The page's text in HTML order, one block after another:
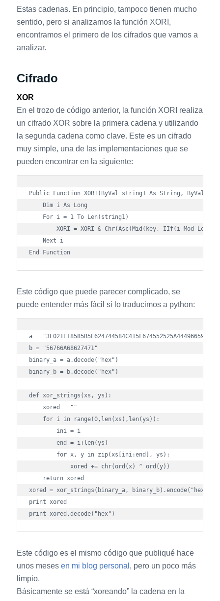
Estas cadenas. En principio, tampoco tienen mucho
sentido, pero si analizamos la función XORI,
encontramos el primero de los cifrados que vamos a
analizar.
Cifrado
XOR
En el trozo de código anterior, la función XORI realiza
un cifrado XOR sobre la primera cadena y utilizando
la segunda cadena como clave. Este es un cifrado
muy simple, una de las implementaciones que se
pueden encontrar en la siguiente:
Public Function XORI(ByVal string1 As String, ByVal
    Dim i As Long
    For i = 1 To Len(string1)
XORI = XORI & Chr(Asc(Mid(key, IIf(i Mod
    Next i
End Function
Este código que puede parecer complicado, se
puede entender más fácil si lo traducimos a python:
a =
b = "56766A68627471"
binary_a = a.decode("hex")
binary_b = b.decode("hex")
def xor_strings(xs, ys):
    xored = ""
    for i in range(0,len(xs),len(ys)):
        ini = i
        end = i+len(ys)
        for x, y in zip(xs[ini:end], ys):
            xored += chr(ord(x) ^ ord(y))
    return xored
xored = xor_strings(binary_a, binary_b).encode("hex")
print xored
Este código es el mismo código que publiqué hace
unos meses en mi blog personal , pero un poco más
limpio.
Básicamente se está “xoreando” la cadena en la